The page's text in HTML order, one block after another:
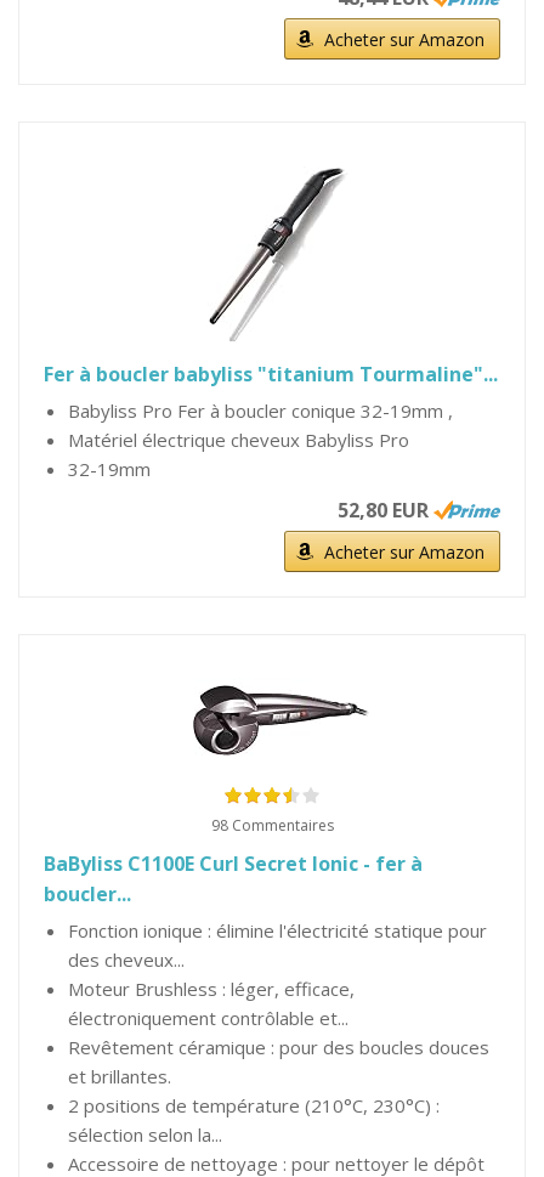
Acheter sur Amazon
Fer à boucler babyliss "titanium Tourmaline"...
Babyliss Pro Fer à boucler conique 32-19mm ,
Matériel électrique cheveux Babyliss Pro
32-19mm
52,80 EUR
Acheter sur Amazon
98 Commentaires
BaByliss C1100E Curl Secret Ionic - fer à
boucler...
Fonction ionique : élimine l'électricité statique pour
des cheveux...
Moteur Brushless : léger, efficace,
électroniquement contrôlable et...
Revêtement céramique : pour des boucles douces
et brillantes.
2 positions de température (210°C, 230°C) :
sélection selon la...
Accessoire de nettoyage : pour nettoyer le dépôt